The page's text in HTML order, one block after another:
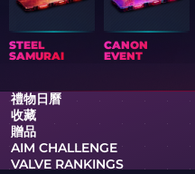
STEEL
SAMURAI
CANON
EVENT
禮物日曆
收藏
贈品
AIM CHALLENGE
VALVE RANKINGS